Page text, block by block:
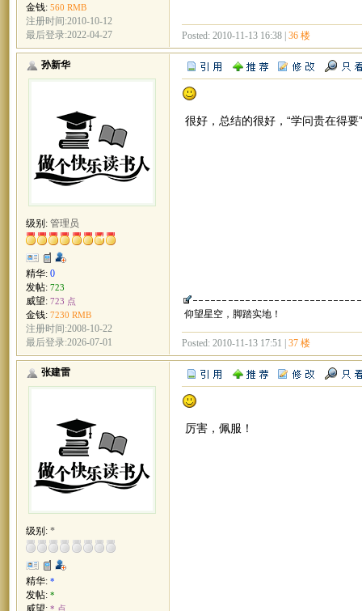
金钱: 560 RMB
注册时间:2010-10-12
最后登录:2022-04-27
Posted: 2010-11-13 16:38 | 36 楼
孙新华
级别: 管理员
精华: 0
发帖: 723
威望: 723 点
金钱: 7230 RMB
注册时间:2008-10-22
最后登录:2026-07-01
很好，总结的很好，“学问贵在得
仰望星空，脚踏实地！
Posted: 2010-11-13 17:51 | 37 楼
张建雷
级别: *
精华: *
发帖: *
* 点
厉害，佩服！